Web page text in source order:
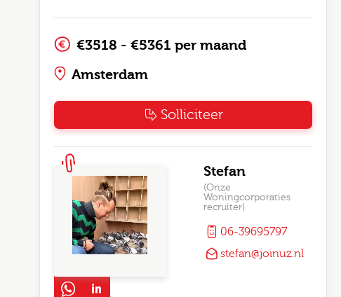
€3518 - €5361 per maand
Amsterdam
Solliciteer
Stefan
(Onze
Woningcorporaties
recruiter)
06-39695797
stefan@joinuz.nl